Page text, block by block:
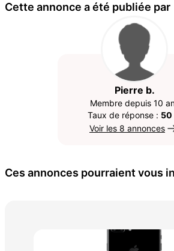
Cette annonce a été publiée par
Pierre b.
Membre depuis 10
Taux de réponse : 50
Voir les 8 annonces
Ces annonces pourraient vous